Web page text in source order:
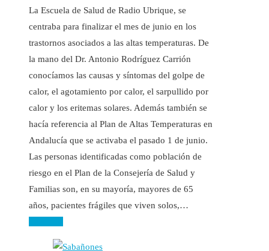
La Escuela de Salud de Radio Ubrique, se
centraba para finalizar el mes de junio en los
trastornos asociados a las altas temperaturas. De
la mano del Dr. Antonio Rodríguez Carrión
conocíamos las causas y síntomas del golpe de
calor, el agotamiento por calor, el sarpullido por
calor y los eritemas solares. Además también se
hacía referencia al Plan de Altas Temperaturas en
Andalucía que se activaba el pasado 1 de junio.
Las personas identificadas como población de
riesgo en el Plan de la Consejería de Salud y
Familias son, en su mayoría, mayores de 65
años, pacientes frágiles que viven solos,…